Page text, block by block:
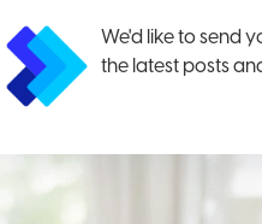
We'd like to send
the latest posts
ပရိုမိုး
ရှင်း